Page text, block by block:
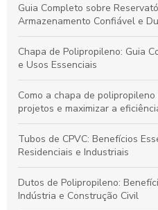
Guia Completo sobre
Armazenamento Confiável e
Chapa de Polipropileno: Guia
e Usos Essenciais
Como a chapa de
projetos e maximizar a
Tubos de CPVC: Benefícios
Residenciais e Industriais
Dutos de Polipropileno:
Indústria e Construção Civil